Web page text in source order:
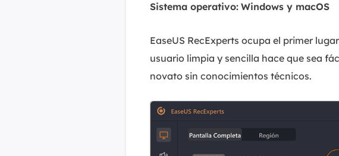
Sistema operativo: Windows y macOS
EaseUS RecExperts ocupa el primer
usuario limpia y sencilla hace que sea
novato sin conocimientos técnicos.